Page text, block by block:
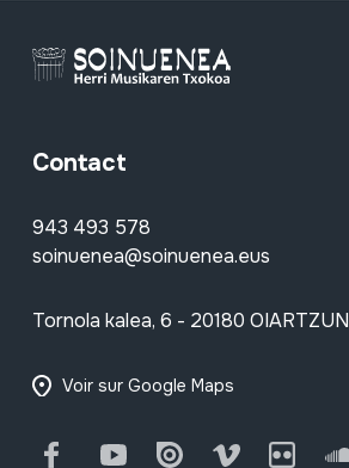
Contact
943 493 578
soinuenea@soinuenea.eus
Tornola kalea, 6 - 20180 OIARTZUN
Voir sur Google Maps
FacebookYoutube Issuu Vimeo Flickr